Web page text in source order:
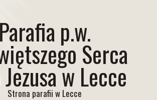
Parafia p.w.
Serca
Jezusa w Lecce
Strona parafii w Lecce